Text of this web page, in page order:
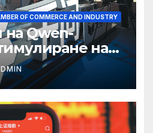
OF COMMERCE AND INDUSTRY
на Qwen-
на
618